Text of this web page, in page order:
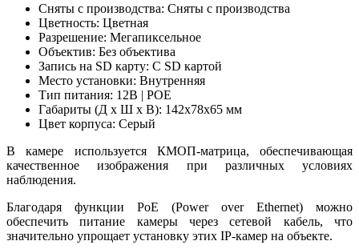
Сняты с производства: Сняты с производства
Цветность: Цветная
Разрешение: Мегапиксельное
Объектив: Без объектива
Запись на SD карту: С SD картой
Место установки: Внутренняя
Тип питания: 12В | POE
Габариты (Д х Ш х В): 142х78х65 мм
Цвет корпуса: Серый
В камере используется КМОП-матрица, обеспечивающая
качественное изображения при различных условиях
наблюдения.
Благодаря функции PoE (Power over Ethernet) можно
обеспечить питание камеры через сетевой кабель, что
значительно упрощает установку этих IP-камер на объекте.